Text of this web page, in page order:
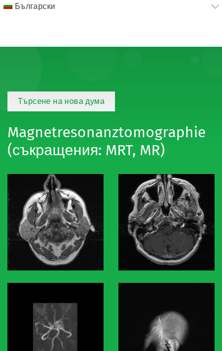
Български
Търсене на нова дума
Magnetresonanztomographie
(съкращения: MRT, MR)